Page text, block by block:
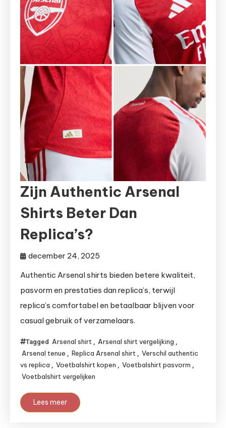
Zijn Authentic Arsenal
Shirts Beter Dan
Replica’s?
december 24, 2025
Authentic Arsenal shirts bieden betere kwaliteit,
pasvorm en prestaties dan replica’s, terwijl
replica’s comfortabel en betaalbaar blijven voor
casual gebruik of verzamelaars.
Tagged Arsenal shirt , Arsenal shirt vergelijking ,
Arsenal tenue , Replica Arsenal shirt , Verschil authentic
vs replica , Voetbalshirt kopen , Voetbalshirt pasvorm ,
Voetbalshirt vergelijken
Lees meer